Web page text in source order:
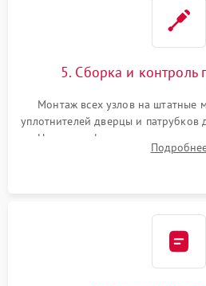
5. Сборка и контроль
Монтаж всех узлов на штатные
уплотнителей дверцы и патрубков
Надежная фиксация хомутов
сборка корпуса и установка